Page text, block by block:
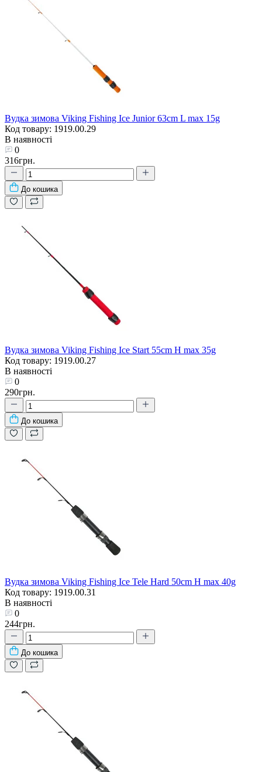
Вудка зимова Viking Fishing Ice Junior 63сm L max 15g
Код товару: 1919.00.29
В наявності
0
316грн.
До кошика
Вудка зимова Viking Fishing Ice Start 55сm H max 35g
Код товару: 1919.00.27
В наявності
0
290грн.
До кошика
Вудка зимова Viking Fishing Ice Tele Hard 50сm H max 40g
Код товару: 1919.00.31
В наявності
0
244грн.
До кошика